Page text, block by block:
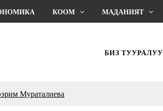
КООМ МАДАНИЯТ
БИЗ ТУУРАЛУУ
Мураталиева